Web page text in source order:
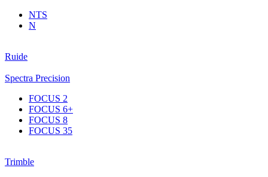
NTS
N
Ruide
Spectra Precision
FOCUS 2
FOCUS 6+
FOCUS 8
FOCUS 35
Trimble